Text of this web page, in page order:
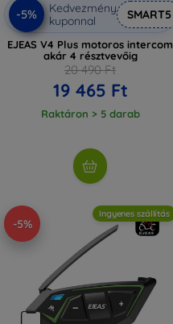
-5%
Kedvezmény
kuponnal
SMART5
EJEAS V4 Plus motoros intercom
akár 4 résztvevőig
20 490 Ft
19 465 Ft
Raktáron > 5 darab
-5%
Ingyenes szállítás